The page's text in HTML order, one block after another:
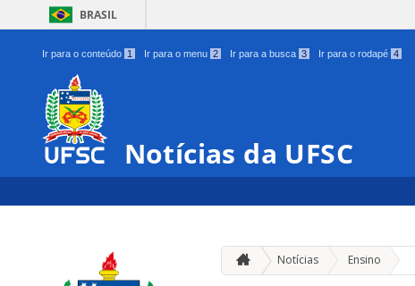
BRASIL
Ir para o conteúdo 1 Ir para o menu 2 Ir para a busca 3 Ir para o rodapé 4
Notícias da UFSC
Notícias Ensino »